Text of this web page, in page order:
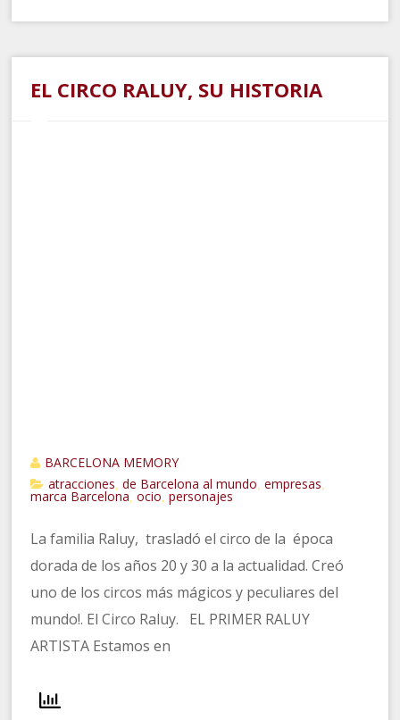
EL CIRCO RALUY, SU HISTORIA
BARCELONA MEMORY
atracciones
,de Barcelona al mundo ,empresas
marca Barcelona ,ocio ,personajes
La familia Raluy, trasladó el circo de la época
dorada de los años 20 y 30 a la actualidad. Creó
uno de los circos más mágicos y peculiares del
mundo!. El Circo Raluy. EL PRIMER RALUY
ARTISTA Estamos en